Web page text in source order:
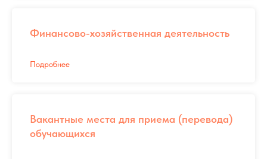
Финансово-хозяйственная деятельность
Подробнее
Вакантные места для приема (перевода)
обучающихся